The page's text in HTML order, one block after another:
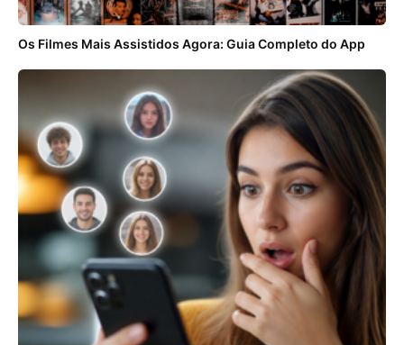
Os Filmes Mais Assistidos Agora: Guia Completo do App